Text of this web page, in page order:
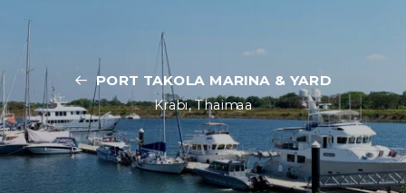
PORT TAKOLA MARINA & YARD
Krabi, Thaimaa